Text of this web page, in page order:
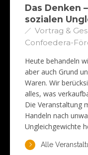
Das Denken
sozialen
Vortrag &
Confoedera-
Heute behandeln
aber auch Grund
Waren. Wir
alles, was
Die Veranstaltung
Handeln nach
Ungleichgewichte
Alle